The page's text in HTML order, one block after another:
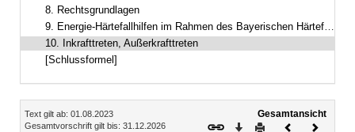
8. Rechtsgrundlagen
9. Energie-Härtefallhilfen im Rahmen des Bayerischen Härtefallfonds für soziales Leben und Infrastruktur
10. Inkrafttreten, Außerkrafttreten
[Schlussformel]
Inhalt
Text gilt ab: 01.08.2023
Gesamtvorschrift gilt bis: 31.12.2026
Gesamtansicht
Download
DruckenVorheriges